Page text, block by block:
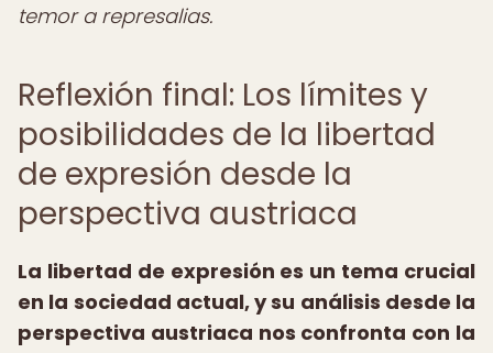
temor a represalias.
Reflexión final: Los límites y
posibilidades de la libertad
de expresión desde la
perspectiva austriaca
La libertad de expresión es un tema crucial
en la sociedad actual, y su análisis desde la
perspectiva austriaca nos confronta con la